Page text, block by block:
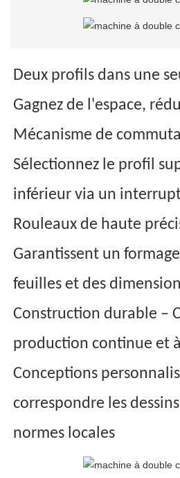
Deux profils dans une
Gagnez de l'espace,
Mécanisme de
Sélectionnez le profil
inférieur via un
Rouleaux de haute
Garantissent un
feuilles et des
Construction durable –
production continue et
Conceptions
correspondre les
normes locales